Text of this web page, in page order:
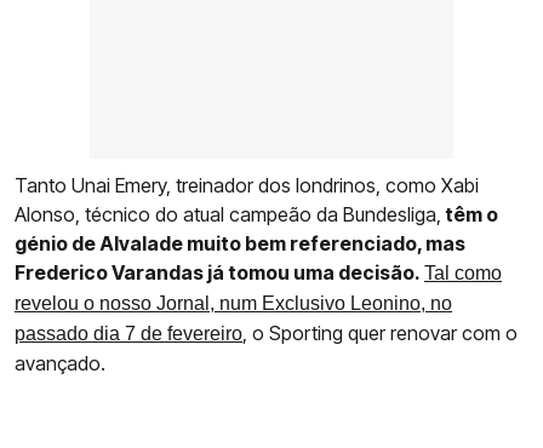
Tanto Unai Emery, treinador dos londrinos, como Xabi
Alonso, técnico do atual campeão da Bundesliga, têm o
génio de Alvalade muito bem referenciado, mas
Frederico Varandas já tomou uma decisão. Tal como
revelou o nosso Jornal, num Exclusivo Leonino, no
passado dia 7 de fevereiro, o Sporting quer renovar com o
avançado.